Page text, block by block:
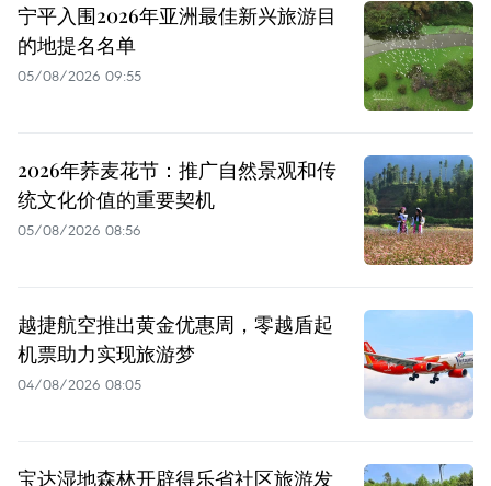
宁平入围2026年亚洲最佳新兴旅游目
的地提名名单
05/08/2026 09:55
2026年荞麦花节：推广自然景观和传
统文化价值的重要契机
05/08/2026 08:56
越捷航空推出黄金优惠周，零越盾起
机票助力实现旅游梦
04/08/2026 08:05
宝达湿地森林开辟得乐省社区旅游发